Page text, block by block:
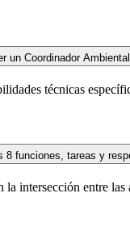
un Coordinador
técnicas
funciones, tareas y
intersección entre